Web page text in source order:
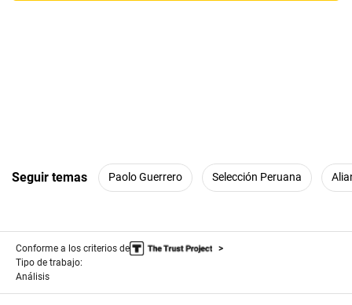
Seguir temas Paolo Guerrero Selección Peruana
Conforme a los criterios de
Tipo de trabajo:
Análisis